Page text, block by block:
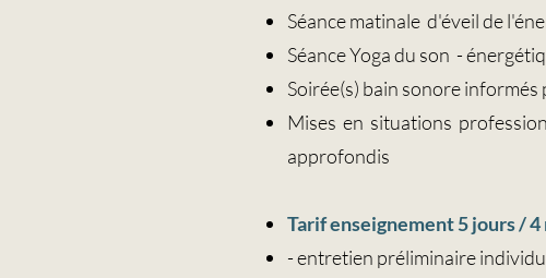
Séance matinale d'éveil de
Séance Yoga du son -
Soirée(s) bain sonore informés
Mises en situations
approfondis
Tarif enseignement 5 jours /
- entretien préliminaire